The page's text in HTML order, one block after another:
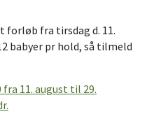
fra tirsdag d. 11.
babyer pr hold, så tilmeld
fra 11. august til 29.